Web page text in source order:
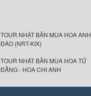
TOUR NHẬT BẢN MÙA HOA ANH
ĐÀO (NRT-KIX)
TOUR NHẬT BẢN MÙA HOA TỬ
ĐẰNG - HOA CHI ANH